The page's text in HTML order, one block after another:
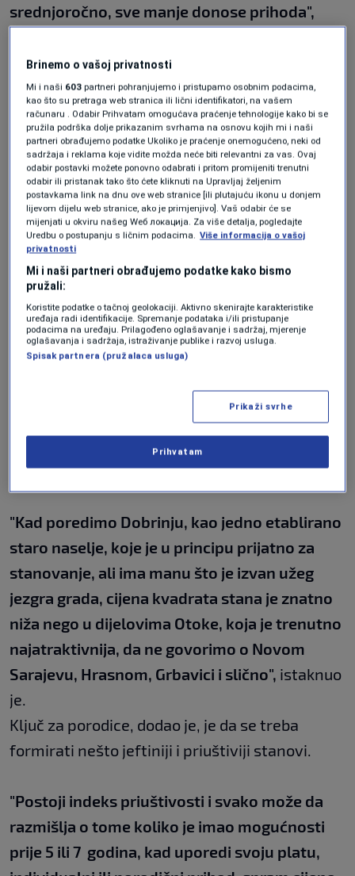
srednjoročno, sve manje donose prihoda",
Kad je investicija isplativa?
Uvijek se gleda omjer cijene stana, potcrtao je,
sa onim što on godišnje nosi.
"Pa se može reći, prema američkom
standardu, da ako se stan vraća za 10 i manje
godina, onda je jako dobro investirati u stan
jer je dobra investicija. A ako se on vraća za 20
godina onda je to, po američkim mjerilima,
loša investicija",kazao je.
Govoreći o kupovini stana, rekao je da
pretpostavlja da će i nova rutra tramvajske
stanice prema Hrasnici otvoriti nove
mogućnosti.
"Kad poredimo Dobrinju, kao jedno etablirano
staro naselje, koje je u principu prijatno za
stanovanje, ali ima manu što je izvan užeg
jezgra grada, cijena kvadrata stana je znatno
niža nego u dijelovima Otoke, koja je trenutno
najatraktivnija, da ne govorimo o Novom
Sarajevu, Hrasnom, Grbavici i slično", istaknuo
je.
Ključ za porodice, dodao je, je da se treba
formirati nešto jeftiniji i priuštiviji stanovi.
"Postoji indeks priuštivosti i svako može da
razmišlja o tome koliko je imao mogućnosti
prije 5 ili 7 godina, kad uporedi svoju platu,
Brinemo o vašoj privatnosti
Mi i naši 603 partneri pohranjujemo i pristupamo osobnim podacima,
kao što su pretraga web stranica ili lični identifikatori, na vašem
računaru . Odabir Prihvatam omogućava praćenje tehnologije kako bi se
pružila podrška dolje prikazanim svrhama na osnovu kojih mi i naši
partneri obrađujemo podatke Ukoliko je praćenje onemogućeno, neki od
sadržaja i reklama koje vidite možda neće biti relevantni za vas. Ovaj
odabir postavki možete ponovno odabrati i pritom promijeniti trenutni
odabir ili pristanak tako što ćete kliknuti na Upravljaj željenim
postavkama link na dnu ove web stranice [ili plutajuću ikonu u donjem
lijevom dijelu web stranice, ako je primjenjivo]. Vaš odabir će se
mijenjati u okviru našeg Wеб локација. Za više detalja, pogledajte
Uredbu o postupanju s ličnim podacima. Više informacija o vašoj
privatnosti
Mi i naši partneri obrađujemo podatke kako bismo
pružali:
Koristite podatke o tačnoj geolokaciji. Aktivno skenirajte karakteristike
uređaja radi identifikacije. Spremanje podataka i/ili pristupanje
podacima na uređaju. Prilagođeno oglašavanje i sadržaj, mjerenje
oglašavanja i sadržaja, istraživanje publike i razvoj usluga.
Spisak partnera (pružalaca usluga)
Prikaži svrhe
Prihvatam